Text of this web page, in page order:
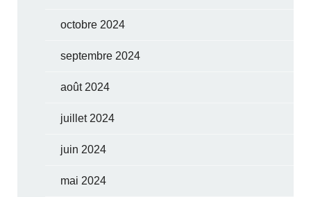
octobre 2024
septembre 2024
août 2024
juillet 2024
juin 2024
mai 2024